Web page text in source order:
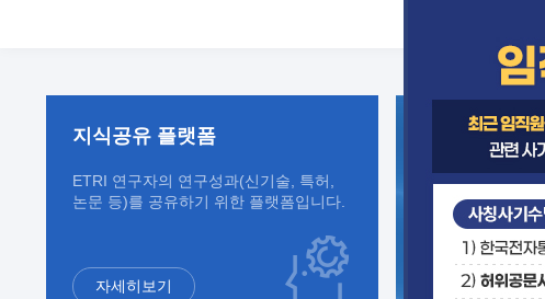
지식공유 플랫폼
ETRI 연구자의 연구성과(신기술, 특허,
논문 등)를 공유하기 위한 플랫폼입니다.
자세히보기